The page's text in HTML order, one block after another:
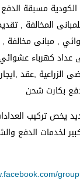
مسبقة
المخالفة ,
, مبانى
عداد كهرباء
الزراعية ,عقد
بكارت شحن
يخص تركيب
لخدمات الدفع